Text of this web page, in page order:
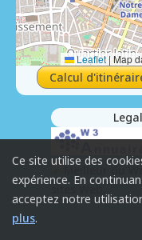
Leaflet | Map
Calcul
Ce site utilise des
expérience. En
acceptez notre
plus.